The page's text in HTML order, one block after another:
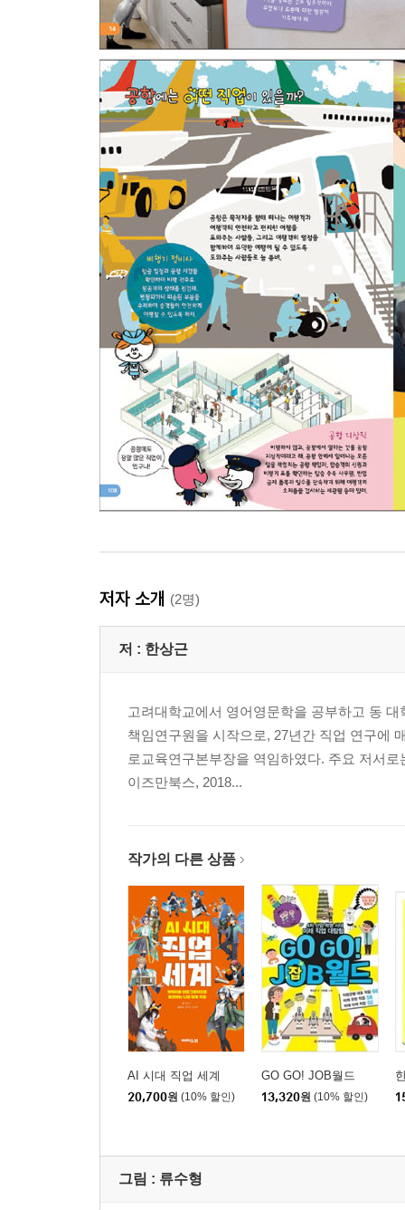
저자 소개 (2명)
저 : 한상근
고려대학교에서 영어영문학을 공부하고 동
책임연구원을 시작으로, 27년간 직업 연구에
로교육연구본부장을 역임하였다. 주요 저서
이즈만북스, 2018...
작가의 다른 상품
AI 시대 직업 세계
20,700원 (10% 할인)
GO GO! JOB월드
13,320원 (10% 할인)
그림 : 류수형